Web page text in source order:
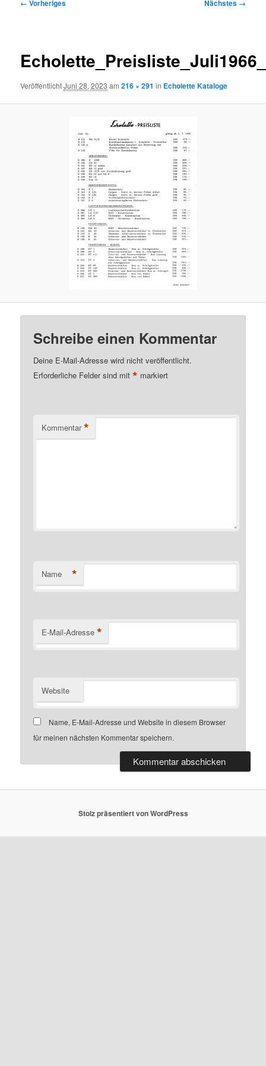
← Vorheriges Nächstes →
VeröffentlichtJuni 28, 2023 am216 × 291 in Echolette Kataloge
Schreibe einen Kommentar
Deine E-Mail-Adresse wird nicht veröffentlicht.
Erforderliche Felder sind mit* markiert
Kommentar *
Name *
E-Mail-Adresse *
Website
Name, E-Mail-Adresse und Website in diesem Browser
für meinen nächsten Kommentar speichern.
Stolz präsentiert von WordPress